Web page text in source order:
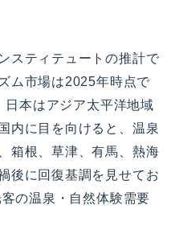
スティテュートの推計で
ム市場は2025年時点で
本はアジア太平洋地域
内に目を向けると、温泉
箱根、草津、有馬、熱海
後に回復基調を見せてお
の温泉・自然体験需要